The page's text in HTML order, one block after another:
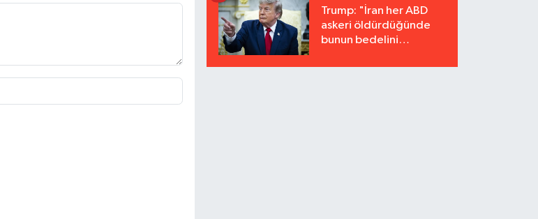
Trump: "İran her ABD
askeri öldürdüğünde
bunun bedelini